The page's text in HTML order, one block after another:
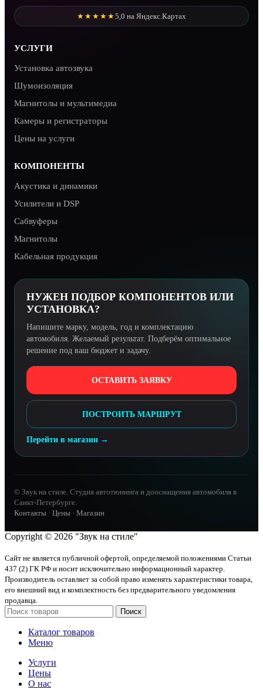
★★★★★5,0 на Яндекс.Картах
УСЛУГИ
Установка автозвука
Шумоизоляция
Магнитолы и мультимедиа
Камеры и регистраторы
Цены на услуги
КОМПОНЕНТЫ
Акустика и динамики
Усилители и DSP
Сабвуферы
Магнитолы
Кабельная продукция
НУЖЕН ПОДБОР КОМПОНЕНТОВ ИЛИ
УСТАНОВКА?
Напишите марку, модель, год и комплектацию
автомобиля. Желаемый результат. Подберём оптимальное
решение под ваш бюджет и задачу.
ОСТАВИТЬ ЗАЯВКУ
ПОСТРОИТЬ МАРШРУТ
Перейти в магазин →
© Звук на стиле. Студия автотюнинга и дооснащения автомобиля в
Санкт-Петербурге.
Контакты · Цены · Магазин
Copyright © 2026 "Звук на стиле"
Сайт не является публичной офертой, определяемой положениями Статьи
437 (2) ГК РФ и носит исключительно информационный характер.
Производитель оставляет за собой право изменять характеристики товара,
его внешний вид и комплектность без предварительного уведомления
продавца.
Поиск
Каталог товаров
Меню
Услуги
Цены
О нас